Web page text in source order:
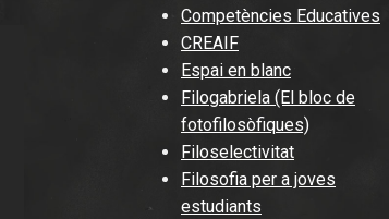
Competències Educatives
CREAIF
Espai en blanc
Filogabriela (El bloc de
fotofilosòfiques)
Filoselectivitat
Filosofia per a joves
estudiants